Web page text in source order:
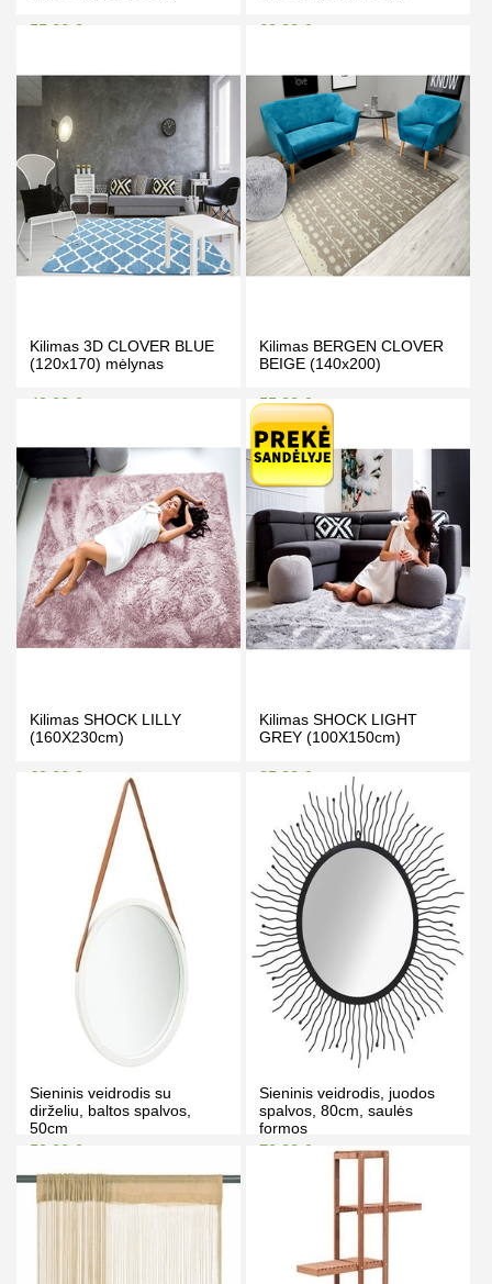
55.00 € 69.00 €
PIRKTI
Kilimas 3D CLOVER BLUE
(120x170) mėlynas
49.00 €
PIRKTI
Kilimas BERGEN CLOVER
BEIGE (140x200)
55.00 €
Kaina prisijungus
PIRKTI
Kilimas SHOCK LILLY
(160X230cm)
69.00 €
Kaina prisijungus
74.00 €
PIRKTI
Kilimas SHOCK LIGHT
GREY (100X150cm)
35.00 €
Kaina prisijungus
39.00 €
PIRKTI
Sieninis veidrodis su
dirželiu, baltos spalvos,
50cm
59.00 €
Kaina prisijungus
Sieninis veidrodis, juodos
spalvos, 80cm, saulės
formos
79.00 €
Kaina prisijungus
89.00 €
PIRKTI